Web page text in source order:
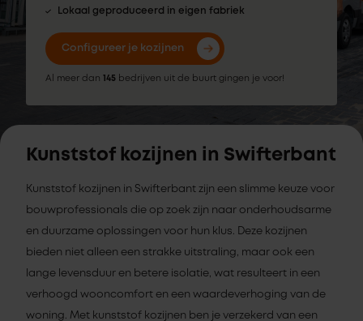
Lokaal geproduceerd in eigen fabriek
Configureer je kozijnen
Al meer dan 145 bedrijven uit de buurt gingen je voor!
Kunststof kozijnen in Swifterbant
Kunststof kozijnen in Swifterbant zijn een slimme keuze voor
bouwprofessionals die op zoek zijn naar onderhoudsarme
en duurzame oplossingen voor hun klus. Deze kozijnen
bieden niet alleen een strakke uitstraling, maar ook een
lange levensduur en betere isolatie, wat resulteert in een
verhoogd wooncomfort en een waardeverhoging van de
woning. Met kunststof kozijnen ben je verzekerd van een